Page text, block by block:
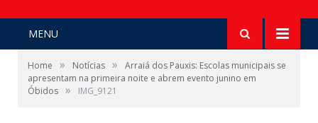
MENU
Home » Notícias »
Arraiá dos Pauxis: Escolas municipais se
apresentam na primeira noite e abrem evento junino em
Óbidos » IMG_9121